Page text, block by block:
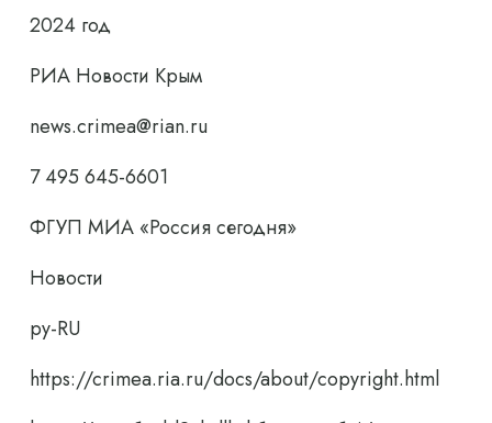
2024 год
РИА Новости Крым
news.crimea@rian.ru
7 495 645-6601
ФГУП МИА «Россия сегодня»
Новости
ру-RU
https://crimea.ria.ru/docs/about/copyright.html